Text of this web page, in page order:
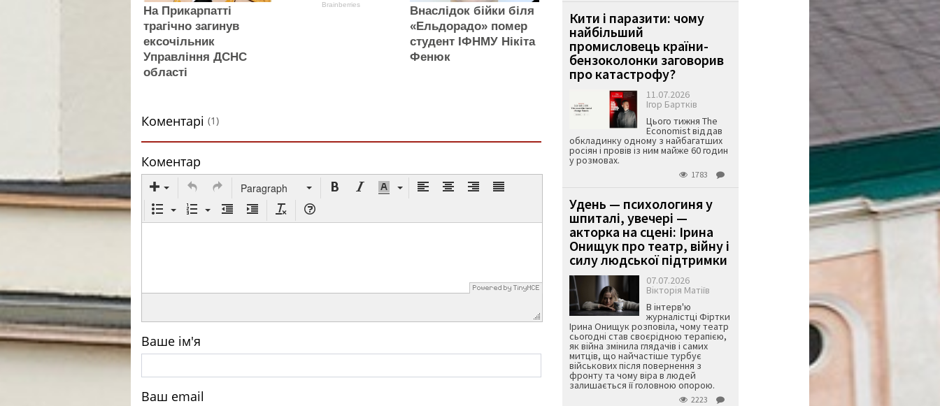
На Прикарпатті
трагічно загинув
ексочільник
Управління ДСНС
області
Brainberries
Внаслідок бійки біля
«Ельдорадо» помер
студент ІФНМУ Нікіта
Фенюк
Коментарі (1)
Коментар
Paragraph
Ваше ім'я
Ваш email
Кити і паразити: чому
найбільший
промисловець країни-
бензоколонки заговорив
про катастрофу?
11.07.2026
Ігор Бартків
Цього тижня The
Economist віддав
обкладинку одному з найбагатших
росіян і провів із ним майже 60 годин
у розмовах.
1783
Удень — психологиня у
шпиталі, увечері —
акторка на сцені: Ірина
Онищук про театр, війну і
силу людської підтримки
07.07.2026
Вікторія Матіїв
В інтерв'ю
журналістці Фіртки
Ірина Онищук розповіла, чому театр
сьогодні став своєрідною терапією,
як війна змінила глядачів і самих
митців, що найчастіше турбує
військових після повернення з
фронту та чому віра в людей
залишається її головною опорою.
2223